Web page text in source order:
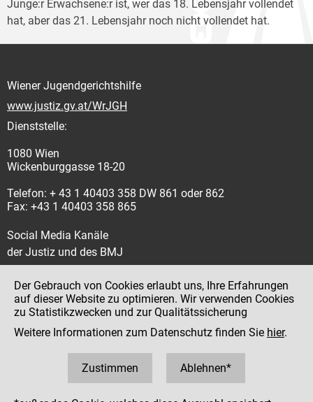
Junge:r Erwachsene:r ist, wer das 18. Lebensjahr vollendet
hat, aber das 21. Lebensjahr noch nicht vollendet hat.
Wiener Jugendgerichtshilfe
www.justiz.gv.at/WrJGH
Dienststelle:
1080 Wien
Wickenburggasse 18-20
Telefon: + 43 1 40403 358 DW 861 oder 862
Fax: +43 1 40403 358 865
Social Media Kanäle
der Justiz und des BMJ
Impressum
Datenschutz
Hinweisgeber:innenplattform (für Mitarbeiter:innen)
Der Gebrauch von Cookies erlaubt uns, Ihre Erfahrungen
auf dieser Website zu optimieren. Wir verwenden Cookies
zu Statistikzwecken und zur Qualitätssicherung
Weitere Informationen zum Datenschutz finden Sie hier.
Zustimmen Ablehnen*